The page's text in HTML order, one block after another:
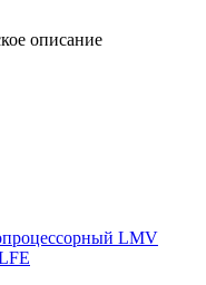
описание
LMV